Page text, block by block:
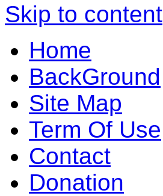
Skip to content
Home
BackGround
Site Map
Term Of Use
Contact
Donation